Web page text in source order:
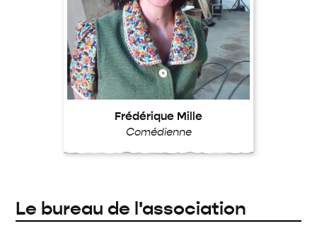
Frédérique Mille
Comédienne
Le bureau de l'association